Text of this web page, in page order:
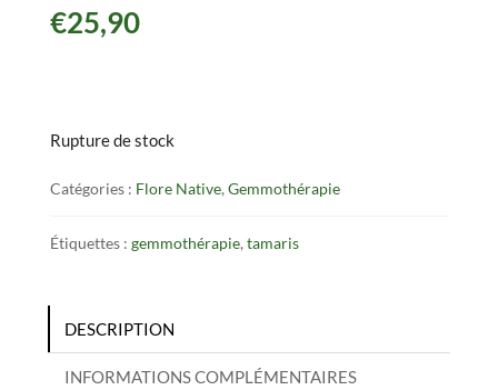
€25,90
Rupture de stock
Catégories : Flore Native, Gemmothérapie
Étiquettes : gemmothérapie, tamaris
DESCRIPTION
INFORMATIONS COMPLÉMENTAIRES